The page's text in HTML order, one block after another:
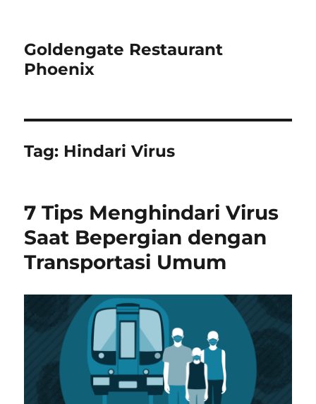
Goldengate Restaurant
Phoenix
Tag: Hindari Virus
7 Tips Menghindari Virus
Saat Bepergian dengan
Transportasi Umum